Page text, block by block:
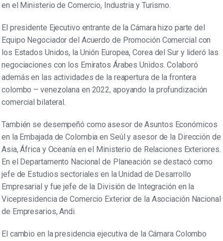
en el Ministerio de Comercio, Industria y Turismo.
El presidente Ejecutivo entrante de la Cámara hizo parte del
Equipo Negociador del Acuerdo de Promoción Comercial con
los Estados Unidos, la Unión Europea, Corea del Sur y lideró las
negociaciones con los Emiratos Árabes Unidos. Colaboró
además en las actividades de la reapertura de la frontera
colombo – venezolana en 2022, apoyando la profundización
comercial bilateral.
También se desempeñó como asesor de Asuntos Económicos
en la Embajada de Colombia en Seúl y asesor de la Dirección de
Asia, África y Oceanía en el Ministerio de Relaciones Exteriores.
En el Departamento Nacional de Planeación se destacó como
jefe de Estudios sectoriales en la Unidad de Desarrollo
Empresarial y fue jefe de la División de Integración en la
Vicepresidencia de Comercio Exterior de la Asociación Nacional
de Empresarios, Andi.
El cambio en la presidencia ejecutiva de la Cámara Colombo